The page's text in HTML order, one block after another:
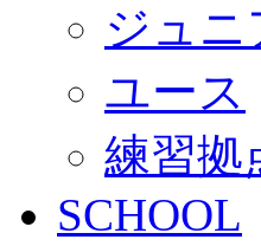
ジュニ
ユース
練習拠
SCHOOL